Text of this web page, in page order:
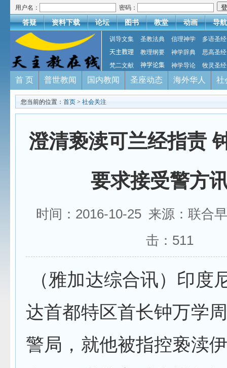
用户名： 密码：
答疑 资料下载 论坛 图书 教堂 动画 导航
训导文集 圣教法典 信理神学
多语圣经
天主教理
教理纲要 神学辞典
思高圣经
梵二文献
神学论集 神学导论 牧灵圣经
首 页 普世教闻 国内教闻 圣座动态 海外华人 社
您当前的位置： 首页 > 社会关注
澄清亵渎可兰经指责
要求接受警方
时间：2016-10-25 来源：联合
击： 511
（雅加达综合讯）印度
达首都特区首长钟万学
警局，就他被指控亵渎